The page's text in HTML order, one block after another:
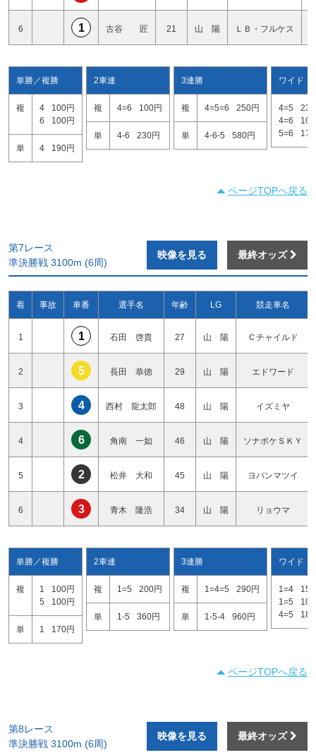
6 1 古谷 匠 21 山 陽 ＬＢ・フルケス
単勝／複勝
複 4
100円
6
100円
単 4 190円
2車連
複 4=6 100円
単 4-6 230円
3連勝
複 4=5=6 250円
単 4-6-5 580円
ワイド
4=5
4=6
5=6
ページTOPへ戻る
第7レース
準決勝戦 3100m (6周)
映像を見る 最終オッズ
着 事故 車番 選手名 年齢 LG 競走車名
1 1 石田 啓貴 27 山 陽 Ｃチャイルド
2 5 長田 恭徳 29 山 陽 エドワード
3 4 西村 龍太郎 48 山 陽 イズミヤ
4 6 角南 一如 46 山 陽 ソナポケＳＫＹ
5 2 松井 大和 45 山 陽 ヨバンマツイ
6 3 青木 隆浩 34 山 陽 リョウマ
単勝／複勝
複 1
100円
5
100円
単 1 170円
2車連
複 1=5 200円
単 1-5 360円
3連勝
複 1=4=5 290円
単 1-5-4 960円
ワイド
1=4
1=5
4=5
ページTOPへ戻る
第8レース
準決勝戦 3100m (6周)
映像を見る 最終オッズ